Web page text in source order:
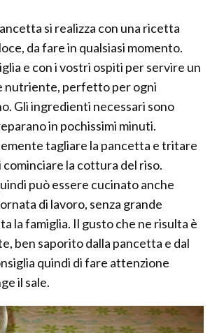
si realizza con una ricetta
da fare in qualsiasi momento.
e con i vostri ospiti per servire un
nutriente, perfetto per ogni
Gli ingredienti necessari sono
in pochissimi minuti.
tagliare la pancetta e tritare
cominciare la cottura del riso.
può essere cucinato anche
di lavoro, senza grande
la famiglia. Il gusto che ne risulta è
ben saporito dalla pancetta e dal
quindi di fare attenzione
il sale.